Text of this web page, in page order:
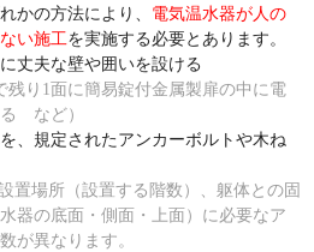
の方法により、 電気温水器が人の
い施工を実施する必要とあります。
丈夫な壁や囲いを設ける
り1面に簡易錠付金属製扉の中に電
る など）
、規定されたアンカーボルトや木ね
場所（設置する階数）、躯体との固
器の底面・側面・上面）に必要なア
が異なります。